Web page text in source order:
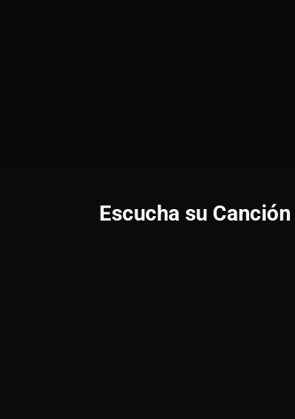
Escucha su Canción